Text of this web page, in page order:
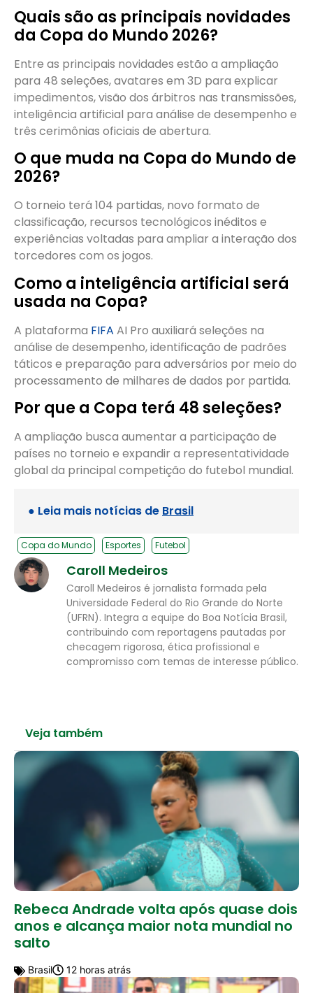
Quais são as principais novidades
da Copa do Mundo 2026?
Entre as principais novidades estão a ampliação
para 48 seleções, avatares em 3D para explicar
impedimentos, visão dos árbitros nas transmissões,
inteligência artificial para análise de desempenho e
três cerimônias oficiais de abertura.
O que muda na Copa do Mundo de
2026?
O torneio terá 104 partidas, novo formato de
classificação, recursos tecnológicos inéditos e
experiências voltadas para ampliar a interação dos
torcedores com os jogos.
Como a inteligência artificial será
usada na Copa?
A plataforma FIFA AI Pro auxiliará seleções na
análise de desempenho, identificação de padrões
táticos e preparação para adversários por meio do
processamento de milhares de dados por partida.
Por que a Copa terá 48 seleções?
A ampliação busca aumentar a participação de
países no torneio e expandir a representatividade
global da principal competição do futebol mundial.
● Leia mais notícias de Brasil
Copa do Mundo Esportes Futebol
Caroll Medeiros
Caroll Medeiros é jornalista formada pela
Universidade Federal do Rio Grande do Norte
(UFRN). Integra a equipe do Boa Notícia Brasil,
contribuindo com reportagens pautadas por
checagem rigorosa, ética profissional e
compromisso com temas de interesse público.
Veja também
Rebeca Andrade volta após quase dois
anos e alcança maior nota mundial no
salto
Brasil 12 horas atrás